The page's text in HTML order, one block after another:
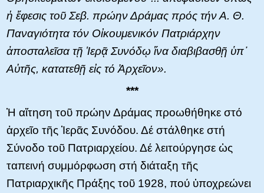
ἡ ἔφεσις τοῦ Σεβ. πρώην Δράμας πρός τήν Α. Θ.
Παναγιότητα τόν Οἰκουμενικόν Πατριάρχην
ἀποσταλεῖσα τῇ Ἱερᾷ Συνόδῳ ἵνα διαβιβασθῇ ὑπ᾿
Αὐτῆς, κατατεθῇ εἰς τό Ἀρχεῖον».
***
Ἡ αἴτηση τοῦ πρώην Δράμας προωθήθηκε στό
ἀρχεῖο τῆς Ἱερᾶς Συνόδου. Δέ στάλθηκε στή
Σύνοδο τοῦ Πατριαρχείου. Δέ λειτούργησε ὡς
ταπεινή συμμόρφωση στή διάταξη τῆς
Πατριαρχικῆς Πράξης τοῦ 1928, πού ὑποχρεώνει